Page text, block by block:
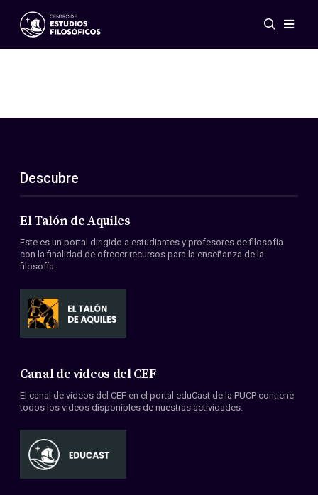
Eventos
ES
EN
Acerca de nosotros
Miembros
Convenios
Descubre
El Talón de Aquiles
Este es un portal dirigido a estudiantes y profesores de filosofía
con la finalidad de ofrecer recursos para la enseñanza de la
filosofía.
Canal de videos del CEF
El canal de videos del CEF en el portal eduCast de la PUCP contiene
todos los videos disponibles de nuestras actividades.